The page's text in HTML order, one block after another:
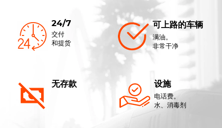
24/7
交付
和提货
可上路的车辆
满油。
非常干净
无存款 设施
电话费。
水、消毒剂